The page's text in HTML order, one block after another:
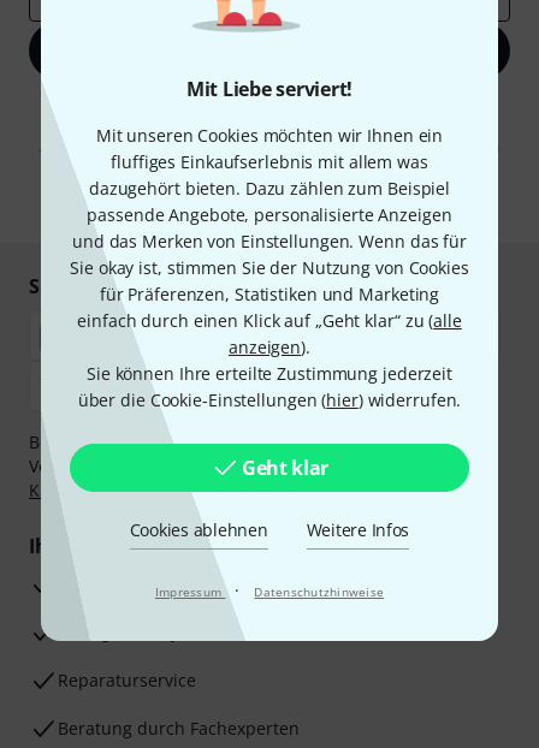
Mit Liebe serviert!
Mit unseren Cookies möchten wir Ihnen ein
fluffiges Einkaufserlebnis mit allem was
dazugehört bieten. Dazu zählen zum Beispiel
passende Angebote, personalisierte Anzeigen
und das Merken von Einstellungen. Wenn das für
Sie okay ist, stimmen Sie der Nutzung von Cookies
für Präferenzen, Statistiken und Marketing
einfach durch einen Klick auf „Geht klar“ zu (alle
anzeigen).
Sie können Ihre erteilte Zustimmung jederzeit
über die Cookie-Einstellungen (hier) widerrufen.
Geht klar
Cookies ablehnen Weitere Infos
Impressum · Datenschutzhinweise
Mit Klick auf „Jetzt anmelden“ stimmen Sie dem Erhalt von E-Mail-
Werbung und einer Messung des E-Mail-Nutzungsverhaltens zu. Die
Abmeldung ist jederzeit möglich. Weitere Informationen finden Sie in
unserenDatenschutzhinweisen.
Sicher einkaufen & bezahlen
Bezahlen Sie vertraulich und sicher per Nachnahme,
Vorkasse, PayPal, Amazon Pay,Klarna Sofort bezahlen
,
Klarna Ratenzahlungoder Kreditkarte.
Ihre Vorteile
3 Jahre Thomann Garantie
30 Tage Money-Back-Garantie
Reparaturservice
Beratung durch Fachexperten